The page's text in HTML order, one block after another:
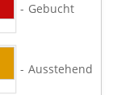
- Gebucht
- Ausstehend